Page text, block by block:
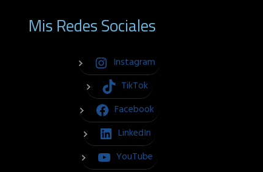
Mis Redes Sociales
Instagram
TikTok
Facebook
LinkedIn
YouTube